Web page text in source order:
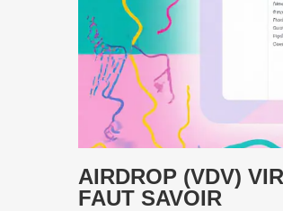
AIRDROP (VDV)
FAUT SAVOIR